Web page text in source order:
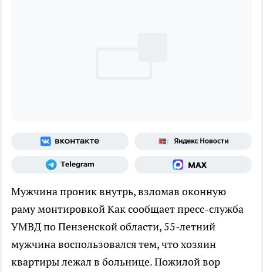
Мужчина проник внутрь, взломав оконную
раму монтировкойКак сообщает пресс-служба
УМВД по Пензенской области, 55-летний
мужчина воспользовался тем, что хозяин
квартиры лежал в больнице. Пожилой вор